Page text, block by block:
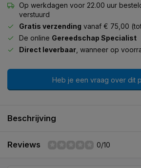
Op werkdagen voor 22.00 uur
verstuurd
Gratis verzending vanaf € 75,00
De online Gereedschap Specialist
Direct leverbaar , wanneer op
Heb je een vraag over dit
Beschrijving
Reviews 0/10